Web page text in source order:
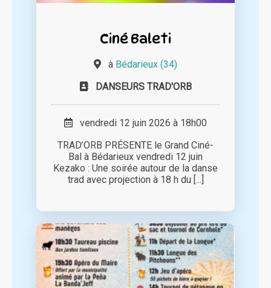
Ciné Baleti
à Bédarieux (34)
DANSEURS TRAD'ORB
vendredi 12 juin 2026 à 18h00
TRAD’ORB PRÉSENTE le Grand Ciné-
Bal à Bédarieux vendredi 12 juin
Kezako : Une soirée autour de la danse
trad avec projection à 18 h du [...]